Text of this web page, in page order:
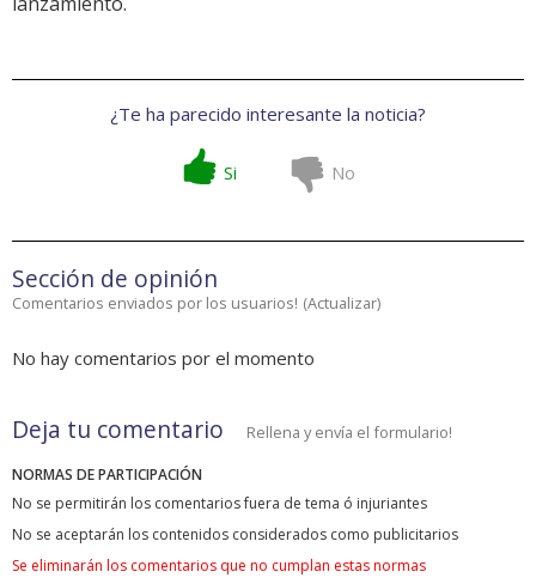
¿Te ha parecido interesante la noticia?
Si No
Sección de opinión
Comentarios enviados por los usuarios! (Actualizar)
No hay comentarios por el momento
Deja tu comentario Rellena y envía el formulario!
NORMAS DE PARTICIPACIÓN
No se permitirán los comentarios fuera de tema ó injuriantes
No se aceptarán los contenidos considerados como publicitarios
Se eliminarán los comentarios que no cumplan estas normas